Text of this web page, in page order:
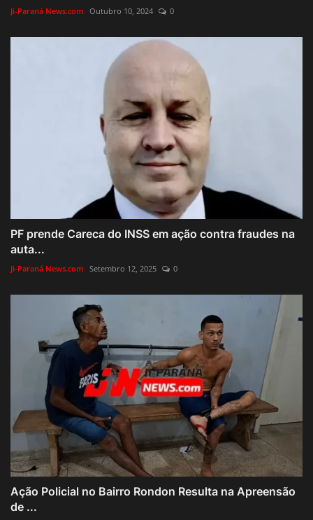
Ji-Paraná News.com Outubro 10, 2024 0
PF prende Careca do INSS em ação contra fraudes na
auta...
Ji-Paraná News.com Setembro 12, 2025 0
Ação Policial no Bairro Rondon Resulta na Apreensão
de ...